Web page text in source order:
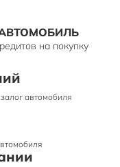
на покупку
автомобиля